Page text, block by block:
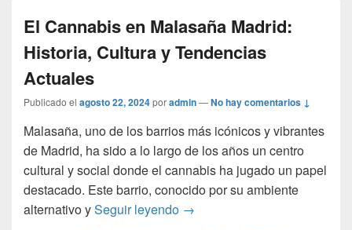
El Cannabis en Malasaña Madrid:
Historia, Cultura y Tendencias
Actuales
Publicado el agosto 22, 2024poradmin—No hay comentarios ↓
Malasaña, uno de los barrios más icónicos y vibrantes
de Madrid, ha sido a lo largo de los años un centro
cultural y social donde el cannabis ha jugado un papel
destacado. Este barrio, conocido por su ambiente
alternativo ySeguir leyendo El Cannabis en Malasaña
→